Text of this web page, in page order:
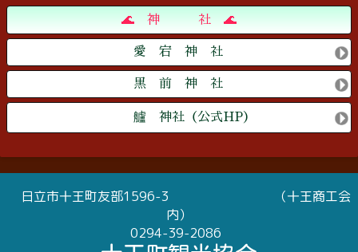
🌊 神 社 🌊
愛 宕 神 社
黒 前 神 社
艫 神社（公式HP）
日立市十王町友部1596-3 （十王商工会
内）
0294-39-2086